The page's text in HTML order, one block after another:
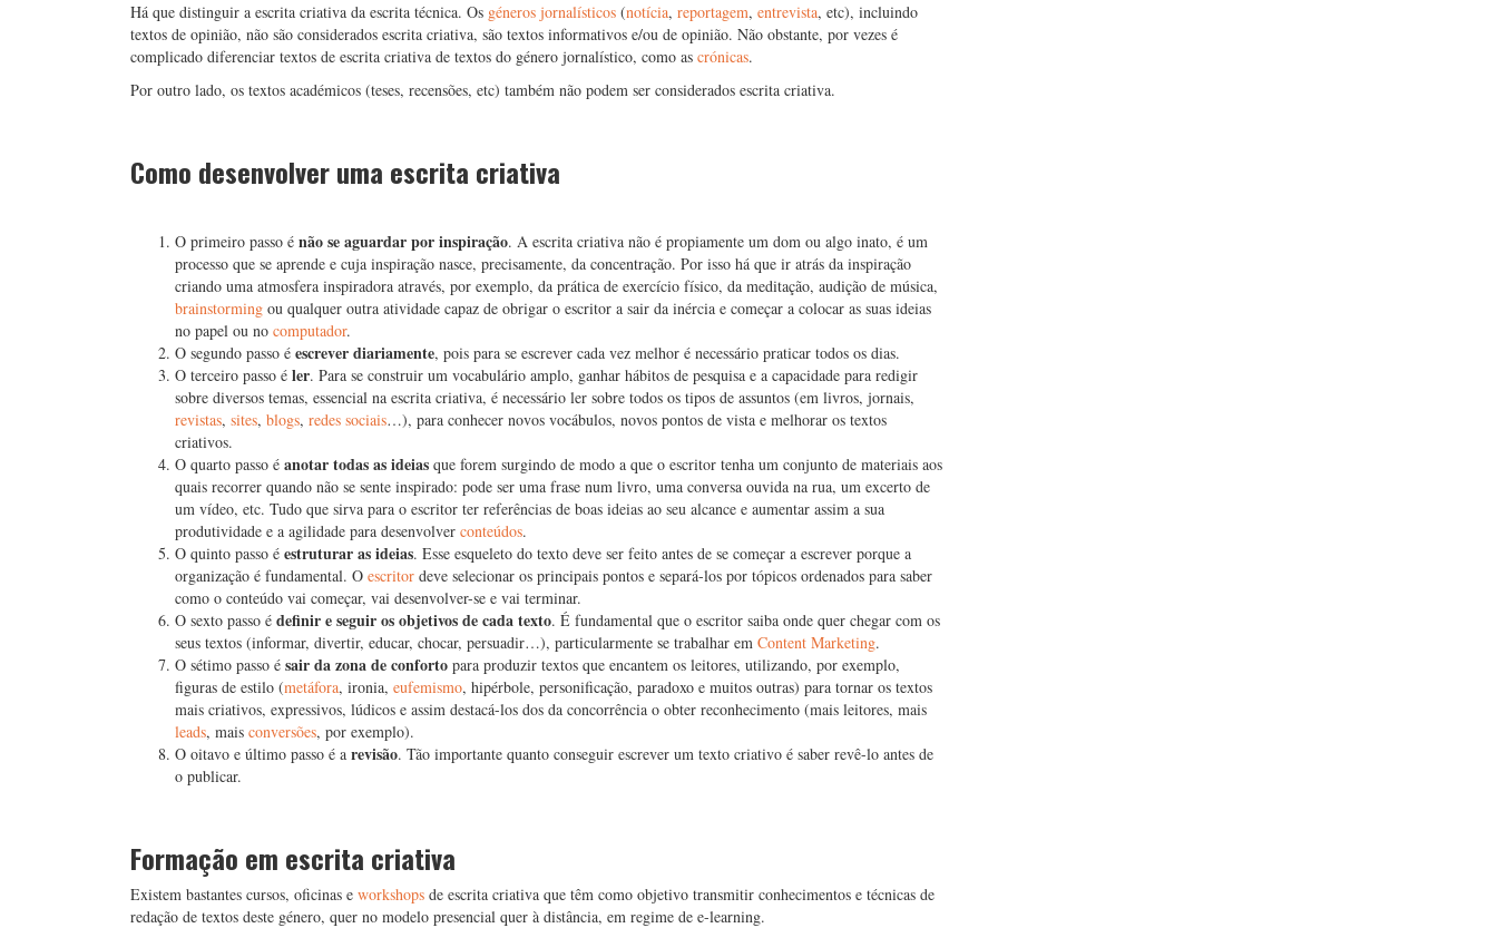
Há que distinguir a escrita criativa da escrita técnica. Os géneros jornalísticos (notícia, reportagem, entrevista, etc), incluindo
textos de opinião, não são considerados escrita criativa, são textos informativos e/ou de opinião. Não obstante, por vezes é
complicado diferenciar textos de escrita criativa de textos do género jornalístico, como as crónicas.
Por outro lado, os textos académicos (teses, recensões, etc) também não podem ser considerados escrita criativa.
Como desenvolver uma escrita criativa
O primeiro passo é não se aguardar por inspiração. A escrita criativa não é propiamente um dom ou algo inato, é um
processo que se aprende e cuja inspiração nasce, precisamente, da concentração. Por isso há que ir atrás da inspiração
criando uma atmosfera inspiradora através, por exemplo, da prática de exercício físico, da meditação, audição de música,
brainstorming ou qualquer outra atividade capaz de obrigar o escritor a sair da inércia e começar a colocar as suas ideias
no papel ou no computador.
O segundo passo é escrever diariamente, pois para se escrever cada vez melhor é necessário praticar todos os dias.
O terceiro passo é ler. Para se construir um vocabulário amplo, ganhar hábitos de pesquisa e a capacidade para redigir
sobre diversos temas, essencial na escrita criativa, é necessário ler sobre todos os tipos de assuntos (em livros, jornais,
revistas, sites, blogs, redes sociais…), para conhecer novos vocábulos, novos pontos de vista e melhorar os textos
criativos.
O quarto passo é anotar todas as ideias que forem surgindo de modo a que o escritor tenha um conjunto de materiais aos
quais recorrer quando não se sente inspirado: pode ser uma frase num livro, uma conversa ouvida na rua, um excerto de
um vídeo, etc. Tudo que sirva para o escritor ter referências de boas ideias ao seu alcance e aumentar assim a sua
produtividade e a agilidade para desenvolver conteúdos.
O quinto passo é estruturar as ideias. Esse esqueleto do texto deve ser feito antes de se começar a escrever porque a
organização é fundamental. O escritor deve selecionar os principais pontos e separá-los por tópicos ordenados para saber
como o conteúdo vai começar, vai desenvolver-se e vai terminar.
O sexto passo é definir e seguir os objetivos de cada texto. É fundamental que o escritor saiba onde quer chegar com os
seus textos (informar, divertir, educar, chocar, persuadir…), particularmente se trabalhar em Content Marketing.
O sétimo passo é sair da zona de conforto para produzir textos que encantem os leitores, utilizando, por exemplo,
figuras de estilo (metáfora, ironia, eufemismo, hipérbole, personificação, paradoxo e muitos outras) para tornar os textos
mais criativos, expressivos, lúdicos e assim destacá-los dos da concorrência o obter reconhecimento (mais leitores, mais
leads, mais conversões, por exemplo).
O oitavo e último passo é a revisão. Tão importante quanto conseguir escrever um texto criativo é saber revê-lo antes de
o publicar.
Formação em escrita criativa
Existem bastantes cursos, oficinas e workshops de escrita criativa que têm como objetivo transmitir conhecimentos e técnicas de
redação de textos deste género, quer no modelo presencial quer à distância, em regime de e-learning.